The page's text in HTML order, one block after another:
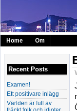
Home Om
Recent Posts
Examen!
Ett positivare inlägg
Världen är full av